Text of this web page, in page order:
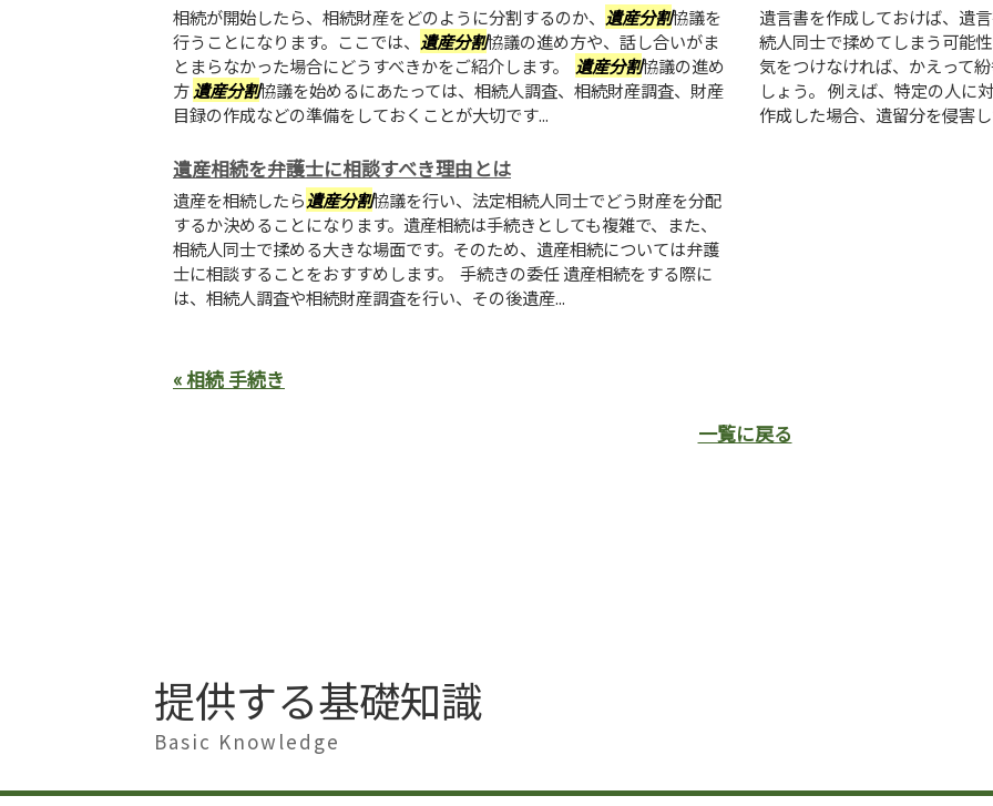
相続が開始したら、相続財産をどのように分割するのか、 遺産分割協議を
行うことになります。ここでは、 遺産分割協議の進め方や、話し合いがま
とまらなかった場合にどうすべきかをご紹介します。 遺産分割協議の進め
方遺産分割協議を始めるにあたっては、相続人調査、相続財産調査、財産
目録の作成などの準備をしておくことが大切です...
遺言書を作成しておけば、遺
続人同士で揉めてしまう可能
気をつけなければ、かえって
しょう。 例えば、特定の人に
作成した場合、遺留分を侵害
遺産相続を弁護士に相談すべき理由とは
遺産を相続したら遺産分割協議を行い、法定相続人同士でどう財産を分配
するか決めることになります。遺産相続は手続きとしても複雑で、また、
相続人同士で揉める大きな場面です。そのため、遺産相続については弁護
士に相談することをおすすめします。 手続きの委任 遺産相続をする際に
は、相続人調査や相続財産調査を行い、その後遺産...
« 相続 手続き
一覧に戻る
提供する基礎知識
Basic Knowledge